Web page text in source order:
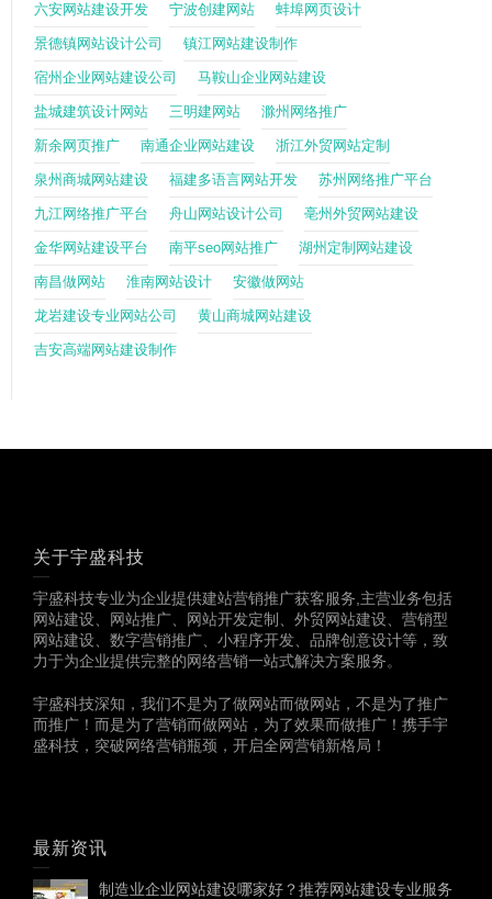
六安网站建设开发 宁波创建网站 蚌埠网页设计
景德镇网站设计公司 镇江网站建设制作
宿州企业网站建设公司 马鞍山企业网站建设
盐城建筑设计网站 三明建网站 滁州网络推广
新余网页推广 南通企业网站建设 浙江外贸网站定制
泉州商城网站建设 福建多语言网站开发 苏州网络推广平台
九江网络推广平台 舟山网站设计公司 亳州外贸网站建设
金华网站建设平台 南平seo网站推广 湖州定制网站建设
南昌做网站 淮南网站设计 安徽做网站
龙岩建设专业网站公司 黄山商城网站建设
吉安高端网站建设制作
关于宇盛科技
宇盛科技专业为企业提供建站营销推广获客服务,主营业务包括
网站建设、网站推广、网站开发定制、外贸网站建设、营销型
网站建设、数字营销推广、小程序开发、品牌创意设计等，致
力于为企业提供完整的网络营销一站式解决方案服务。
宇盛科技深知，我们不是为了做网站而做网站，不是为了推广
而推广！而是为了营销而做网站，为了效果而做推广！携手宇
盛科技，突破网络营销瓶颈，开启全网营销新格局！
最新资讯
制造业企业网站建设哪家好？推荐网站建设专业服务